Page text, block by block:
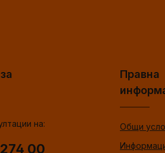
на:
00
Правна
Общи